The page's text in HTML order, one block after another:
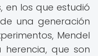
en los que estudió
una generación
Mendel
que son